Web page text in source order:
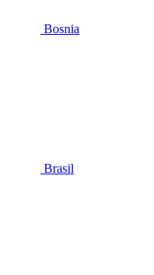
Bosnia
Brasil